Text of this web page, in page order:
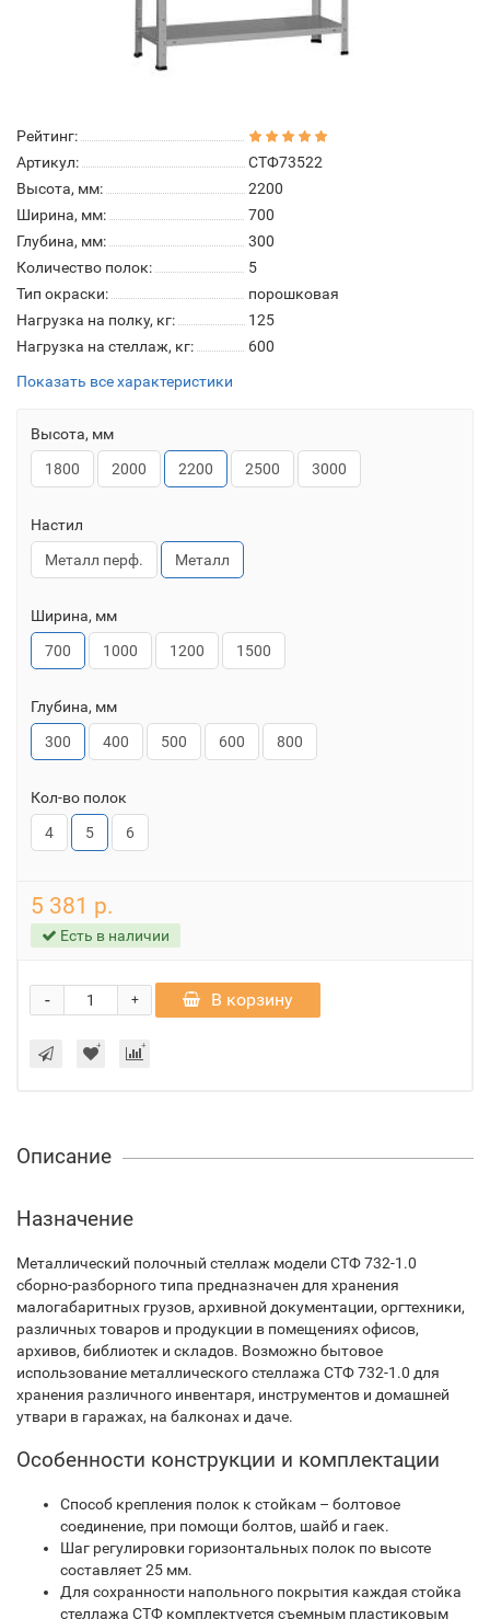
Рейтинг:
Артикул:
СТФ73522
Высота, мм:
2200
Ширина, мм:
700
Глубина, мм:
300
Количество полок:
5
Тип окраски:
порошковая
Нагрузка на полку, кг:
125
Нагрузка на стеллаж, кг:
600
Показать все характеристики
Высота, мм
1800
2000 2200 2500 3000
Настил
Металл перф.
Металл
Ширина, мм
700
1000 1200 1500
Глубина, мм
300
400 500 600 800
Кол-во полок
4
5 6
5 381 р.
Есть в наличии
+
- В корзину
Описание
Назначение
Металлический полочный стеллаж модели СТФ 732-1.0
сборно-разборного типа предназначен для хранения
малогабаритных грузов, архивной документации, оргтехники,
различных товаров и продукции в помещениях офисов,
архивов, библиотек и складов. Возможно бытовое
использование металлического стеллажа СТФ 732-1.0 для
хранения различного инвентаря, инструментов и домашней
утвари в гаражах, на балконах и даче.
Особенности конструкции и комплектации
Способ крепления полок к стойкам – болтовое
соединение, при помощи болтов, шайб и гаек.
Шаг регулировки горизонтальных полок по высоте
составляет 25 мм.
Для сохранности напольного покрытия каждая стойка
стеллажа СТФ комплектуется съемным пластиковым